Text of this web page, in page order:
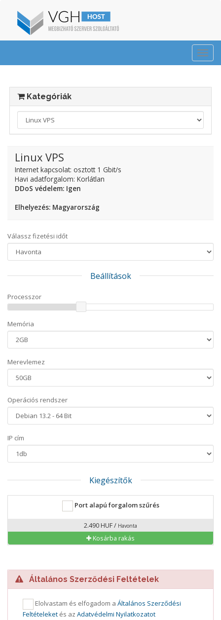
Kategóriák
Linux VPS
Internet kapcsolat: osztott 1 Gbit/s
Havi adatforgalom: Korlátlan
DDoS védelem: Igen
Elhelyezés: Magyarország
Válassz fizetési időt
Beállítások
Processzor
Memória
Merevlemez
Operációs rendszer
IP cím
Kiegészítők
Port alapú forgalom szűrés
2.490 HUF / Havonta
Kosárba rakás
Általános Szerződési Feltételek
Elolvastam és elfogadom a Általános Szerződési
Feltételeket és az Adatvédelmi Nyilatkozatot